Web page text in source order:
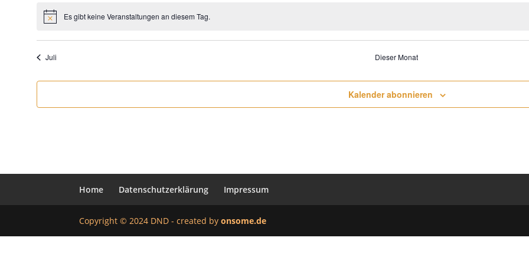
HinweisEs gibt keine Veranstaltungen an diesem Tag.
Juli Dieser Monat
Kalender abonnieren
Home Datenschutzerklärung Impressum
Copyright © 2024 DND - created byonsome.de